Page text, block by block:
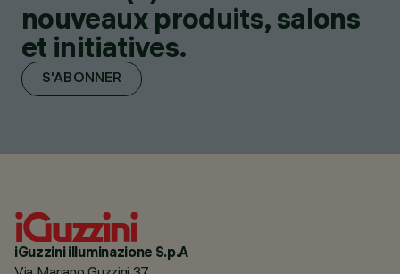
nouveaux produits, salons
et initiatives.
S'ABONNER
iGuzzini illuminazione S.p.A